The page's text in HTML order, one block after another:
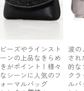
ビーズやラインスト
ーンの上品なきらめ
きがポイント！様々
なシーンに人気のフ
ォーマルバッグ
波の
され
的な
クラ
ルバ